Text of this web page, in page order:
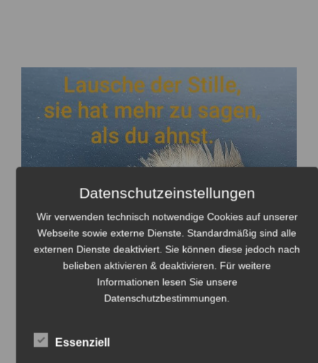
Datenschutzeinstellungen
Wir verwenden technisch notwendige Cookies auf unserer
Webseite sowie externe Dienste. Standardmäßig sind alle
externen Dienste deaktiviert. Sie können diese jedoch nach
belieben aktivieren & deaktivieren. Für weitere
Informationen lesen Sie unsere
Datenschutzbestimmungen
Essenziell